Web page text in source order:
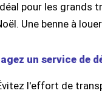
pour les grands
Une benne à
un service de
l'effort de